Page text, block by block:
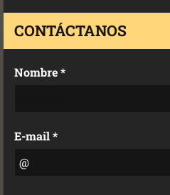
CONTÁCTANOS
Nombre *
E-mail *